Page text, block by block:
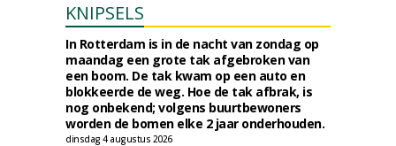
KNIPSELS
In Rotterdam is in de nacht van zondag op
maandag een grote tak afgebroken van
een boom. De tak kwam op een auto en
blokkeerde de weg. Hoe de tak afbrak, is
nog onbekend; volgens buurtbewoners
worden de bomen elke 2 jaar onderhouden.
dinsdag 4 augustus 2026